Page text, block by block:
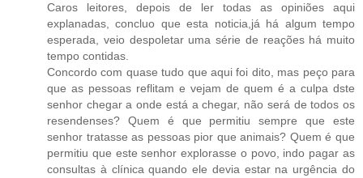
Caros leitores, depois de ler todas as opiniões aqui
explanadas, concluo que esta noticia,já há algum tempo
esperada, veio despoletar uma série de reações há muito
tempo contidas.
Concordo com quase tudo que aqui foi dito, mas peço para
que as pessoas reflitam e vejam de quem é a culpa dste
senhor chegar a onde está a chegar, não será de todos os
resendenses? Quem é que permitiu sempre que este
senhor tratasse as pessoas pior que animais? Quem é que
permitiu que este senhor explorasse o povo, indo pagar as
consultas à clínica quando ele devia estar na urgência do